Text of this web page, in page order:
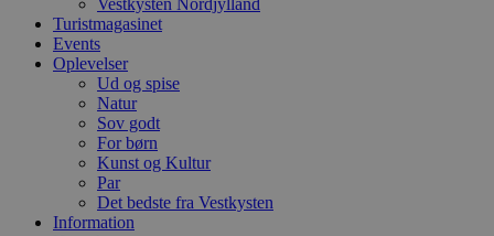
Vestkysten Nordjylland
Turistmagasinet
Events
Oplevelser
Ud og spise
Natur
Sov godt
For børn
Kunst og Kultur
Par
Det bedste fra Vestkysten
Information